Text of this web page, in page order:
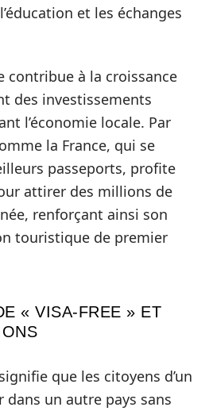
et les échanges
contribue à la croissance
des investissements
l’économie locale. Par
la France, qui se
passeports, profite
attirer des millions de
renforçant ainsi son
touristique de premier
« VISA-FREE » ET
signifie que les citoyens d’un
dans un autre pays sans